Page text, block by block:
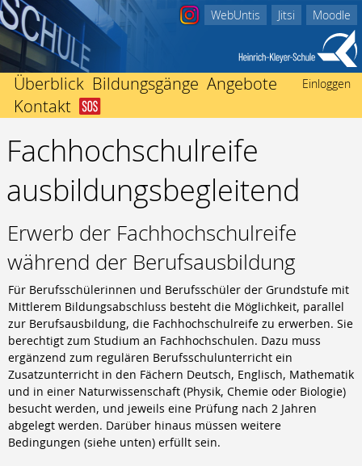
WebUntis Jitsi Moodle
Einloggen
Überblick
Startseite
Schulleitung
Kollegium
Sekretariate
Förderverein
Schwerbehindertenvertretung
Heinrich Kleyer
Bildungsgänge
Abitur
Fachhochschulreife
Fachoberschule Form A
Fachoberschule Form B
Fachhochschulreife ausbildungsbegleitend
Mittlerer Abschluss
Berufsfachschule
Berufsvorbereitend
Bildungsgänge zur Berufsvorbereitung
Berufsbegleitend
Fachschule für Technik
Berufsschule
Anlagenmechaniker/-in
Augenoptiker/-in
Eisenbahner/-in im Betriebsdienst
Fahrradmonteur/-in
Angebote
Beratungsangebote
Einschulung
International
Mediothek
Termine
Unterrichtszeiten
Vertretungsplan
3D-Drucker
Kontakt
Ich bin in Not
Nachricht an Klassenlehrer/-in
Der Weg zu uns
Impressum
Fachhochschulreife
ausbildungsbegleitend
Erwerb der Fachhochschulreife
während der Berufsausbildung
Für Berufsschülerinnen und Berufsschüler der Grundstufe mit
Mittlerem Bildungsabschluss besteht die Möglich­keit, parallel
zur Berufsausbildung, die Fachhochschulreife zu erwerben. Sie
berechtigt zum Studium an Fach­hochschulen. Dazu muss
ergänzend zum regulären Berufsschulunterricht ein
Zusatzunterricht in den Fächern Deutsch, Englisch, Mathematik
und in einer Naturwissenschaft (Physik, Chemie oder Biologie)
besucht werden, und jeweils eine Prüfung nach 2 Jahren
abgelegt werden. Darüber hinaus müssen weitere
Bedingungen (siehe unten) erfüllt sein.